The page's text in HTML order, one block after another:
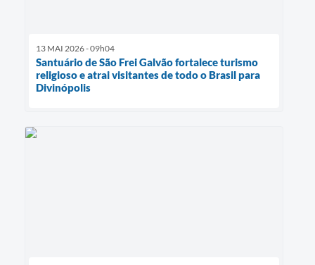
13 MAI 2026 - 09h04
Santuário de São Frei Galvão fortalece turismo
religioso e atrai visitantes de todo o Brasil para
Divinópolis